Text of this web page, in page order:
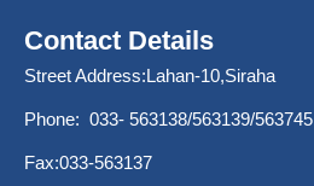
Contact Details
Street Address:Lahan-10,Siraha
Phone: 033- 563138/563139/563745
Fax:033-563137